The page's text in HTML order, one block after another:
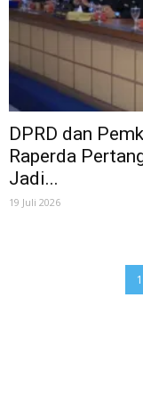
DPRD dan
Raperda
Jadi...
19 Juli 2026
1